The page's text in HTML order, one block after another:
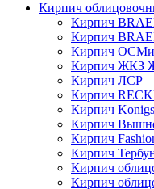
Кирпич
Кирпич
Кирпич
Кирпич
Кирпич ЖКЗ
Кирпич ЛСР
Кирпич
Кирпич
Кирпич
Кирпич
Кирпич
Кирпич
Кирпич